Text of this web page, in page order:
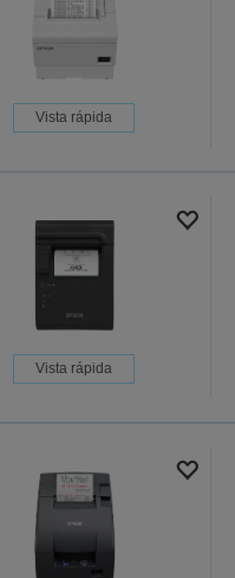
Vista rápida
Vista rápida